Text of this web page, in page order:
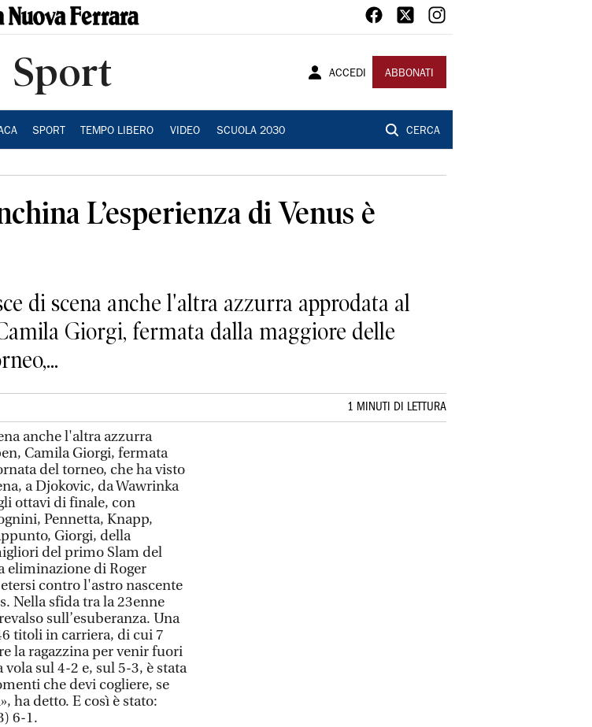
Sport ACCEDI ABBONATI
SPORT TEMPO LIBERO VIDEO SCUOLA 2030 CERCA
L’esperienza di Venus è
di scena anche l'altra azzurra approdata al
Giorgi, fermata dalla maggiore delle
1 MINUTI DI LETTURA
anche l'altra azzurra
Camila Giorgi, fermata
del torneo, che ha visto
a Djokovic, da Wawrinka
ottavi di finale, con
Pennetta, Knapp,
Giorgi, della
del primo Slam del
eliminazione di Roger
contro l'astro nascente
Nella sfida tra la 23enne
sull’esuberanza. Una
titoli in carriera, di cui 7
la ragazzina per venir fuori
sul 4-2 e, sul 5-3, è stata
che devi cogliere, se
ha detto. E così è stato:
6-1.